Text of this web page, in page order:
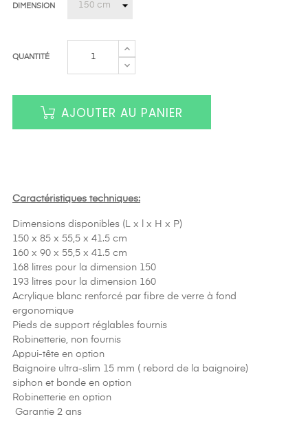
DIMENSION
QUANTITÉ
AJOUTER AU PANIER
Caractéristiques techniques:
Dimensions disponibles (L x l x H x P)
150 x 85 x 55,5 x 41.5 cm
160 x 90 x 55,5 x 41.5 cm
168 litres pour la dimension 150
193 litres pour la dimension 160
Acrylique blanc renforcé par fibre de verre à fond
ergonomique
Pieds de support réglables fournis
Robinetterie, non fournis
Appui-tête en option
Baignoire ultra-slim 15 mm ( rebord de la baignoire)
siphon et bonde en option
Robinetterie en option
Garantie 2 ans